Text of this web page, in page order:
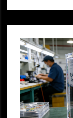
hareket eder